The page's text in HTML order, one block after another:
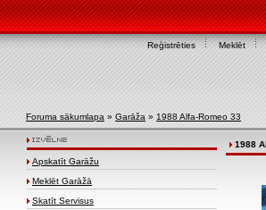
Reģistrēties Meklēt
Foruma sākumlapa » Garāža » 1988 Alfa-Romeo 33
Apskatīt Garāžu
Meklēt Garāžā
Skatīt Servisus
1988